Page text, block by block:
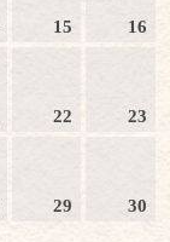
15 16
22 23
29 30